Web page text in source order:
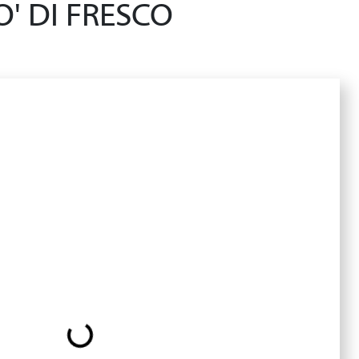
DI FRESCO